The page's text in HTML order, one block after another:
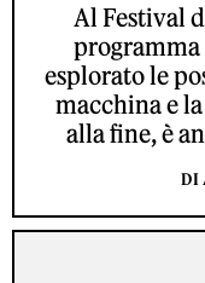
Al Festival
programma
esplorato le
macchina e
alla fine, è
DI